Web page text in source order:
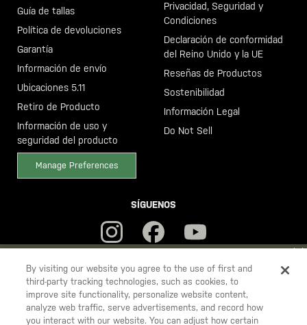
YOU ARE SHOPPING ON OURESPAÑA SITE. WOULD YOU LIKE
TO SHIP TO ANOTHER COUNTRY?
STAY ONESPAÑA
Guía de tallas
Política de devoluciones
Garantía
Información de envío
Ubicaciones 5.11
Retiro de Producto
Información de uso y
seguridad del producto
Manage Preferences
Privacidad, Seguridad y
Condiciones
Declaración de conformidad
del Reino Unido y la UE
Reseñas de Productos
Sostenibilidad
Información Legal
Do Not Sell
SÍGUENOS
5.11
Tactical
By visiting our website you agree to the use of first and
third-party tracking technologies, such as cookies, to
improve site functionality, personalize website content,
analyze web traffic, serve advertisements, and record how
you interact with our website. You can adjust how certain